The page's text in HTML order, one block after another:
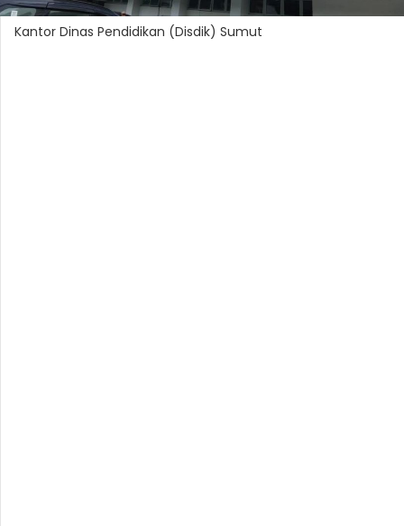
Kantor Dinas Pendidikan (Disdik) Sumut